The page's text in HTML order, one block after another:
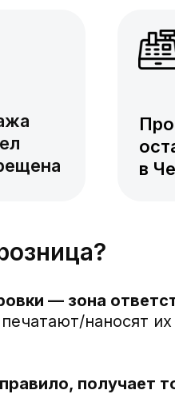
в
— зона
наносят
получает